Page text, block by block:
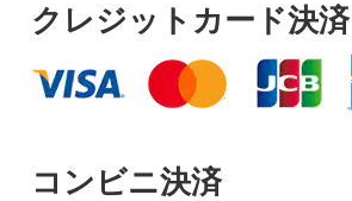
クレジットカード決済
コンビニ決済